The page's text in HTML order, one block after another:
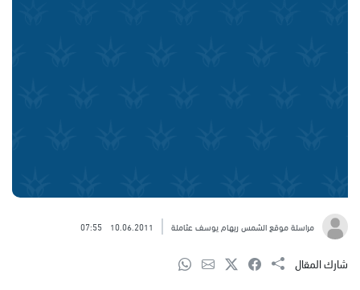
مراسلة موقع الشمس ريهام يوسف عثاملة 10.06.2011
07:55
شارك المقال